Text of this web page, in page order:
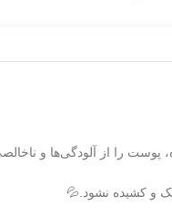
را از آلودگی‌ها و
و کشیده نشود.💦